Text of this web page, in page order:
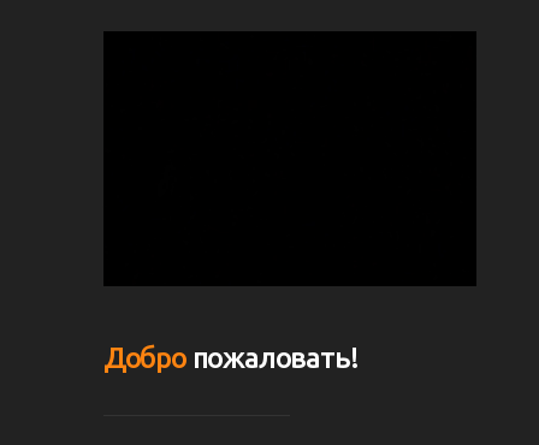
Добропожаловать!